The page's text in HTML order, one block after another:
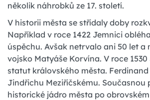
několik náhrobků ze 17. století.
V historii města se střídaly doby
Například v roce 1422 Jemnici
úspěchu. Avšak netrvalo ani 50 let a
vojsko Matyáše Korvína. V roce
statut královského města.
Jindřichu Meziříčskému. Současnou
historické jádro města po